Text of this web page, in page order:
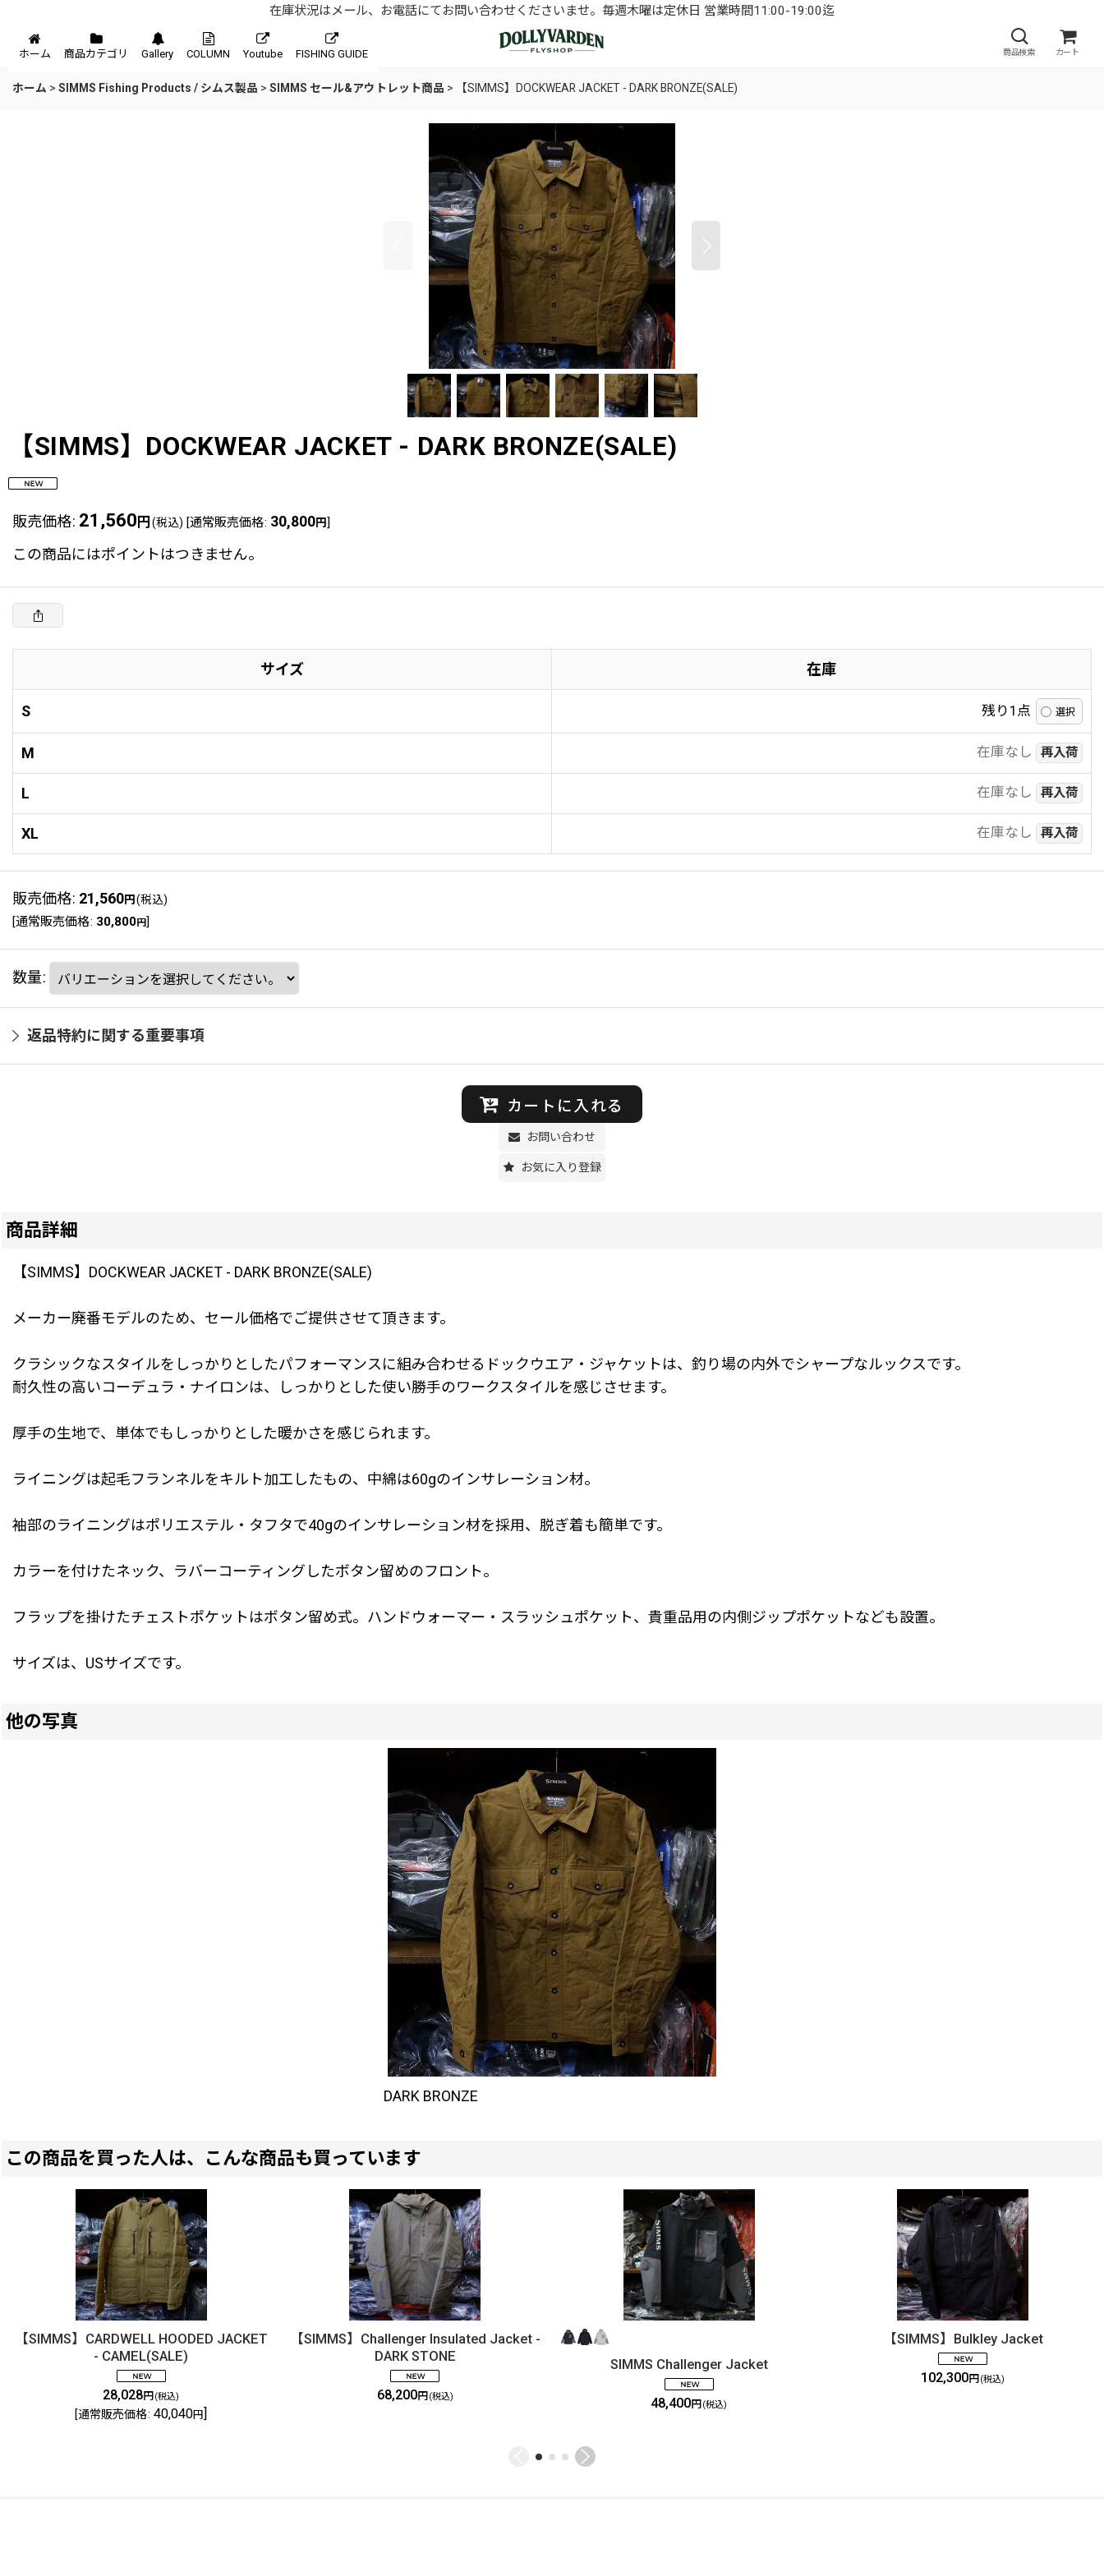
在庫状況はメール、お電話にてお問い合わせくださいませ。毎週木曜は定休日 営業時間11:00-19:00迄
メニュー 商品検索 カート
ホーム 商品カテゴリ Gallery COLUMN Youtube FISHING GUIDE
ホーム > SIMMS Fishing Products / シムス製品 > SIMMS セール&アウトレット商品 > 【SIMMS】DOCKWEAR JACKET - DARK BRONZE(SALE)
【SIMMS】DOCKWEAR JACKET - DARK BRONZE(SALE)
販売価格: 21,560 円 (税込) [通常販売価格: 30,800円]
この商品にはポイントはつきません。
サイズ 在庫
S 残り1点
M 在庫なし 再入荷
L 在庫なし 再入荷
XL 在庫なし 再入荷
販売価格: 21,560円(税込)
[通常販売価格: 30,800円]
数量:
返品特約に関する重要事項
カートに入れる
お問い合わせ
お気に入り登録
商品詳細
【SIMMS】DOCKWEAR JACKET - DARK BRONZE(SALE)
メーカー廃番モデルのため、セール価格でご提供させて頂きます。
クラシックなスタイルをしっかりとしたパフォーマンスに組み合わせるドックウエア・ジャケットは、釣り場の内外でシャープなルックスです。
耐久性の高いコーデュラ・ナイロンは、しっかりとした使い勝手のワークスタイルを感じさせます。
厚手の生地で、単体でもしっかりとした暖かさを感じられます。
ライニングは起毛フランネルをキルト加工したもの、中綿は60gのインサレーション材。
袖部のライニングはポリエステル・タフタで40gのインサレーション材を採用、脱ぎ着も簡単です。
カラーを付けたネック、ラバーコーティングしたボタン留めのフロント。
フラップを掛けたチェストポケットはボタン留め式。ハンドウォーマー・スラッシュポケット、貴重品用の内側ジップポケットなども設置。
サイズは、USサイズです。
他の写真
DARK BRONZE
この商品を買った人は、こんな商品も買っています
【SIMMS】CARDWELL HOODED JACKET
- CAMEL(SALE)
28,028円 (税込)
[通常販売価格: 40,040円]
【SIMMS】Challenger Insulated Jacket -
DARK STONE
68,200円 (税込)
SIMMS Challenger Jacket
48,400円 (税込)
【SIMMS】Bulkley Jacket
102,300円 (税込)